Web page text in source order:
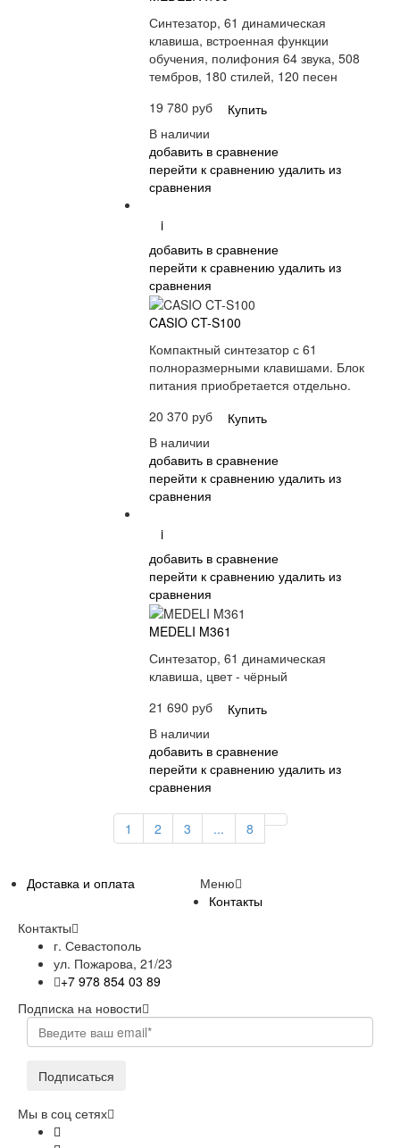
Синтезатор, 61 динамическая
клавиша, встроенная функции
обучения, полифония 64 звука, 508
тембров, 180 стилей, 120 песен
19 780 руб
Купить
В наличии
добавить в сравнение
перейти к сравнению удалить из
сравнения
i
добавить в сравнение
перейти к сравнению удалить из
сравнения
CASIO CT-S100
Компактный синтезатор с 61
полноразмерными клавишами. Блок
питания приобретается отдельно.
20 370 руб
Купить
В наличии
добавить в сравнение
перейти к сравнению удалить из
сравнения
i
добавить в сравнение
перейти к сравнению удалить из
сравнения
MEDELI M361
Синтезатор, 61 динамическая
клавиша, цвет - чёрный
21 690 руб
Купить
В наличии
добавить в сравнение
перейти к сравнению удалить из
сравнения
1 2 3 ... 8
Меню
Доставка и оплата
Контакты
Контакты
г. Севастополь
ул. Пожарова, 21/23
+7 978 854 03 89
Подписка на новости
Подписаться
Мы в соц сетях